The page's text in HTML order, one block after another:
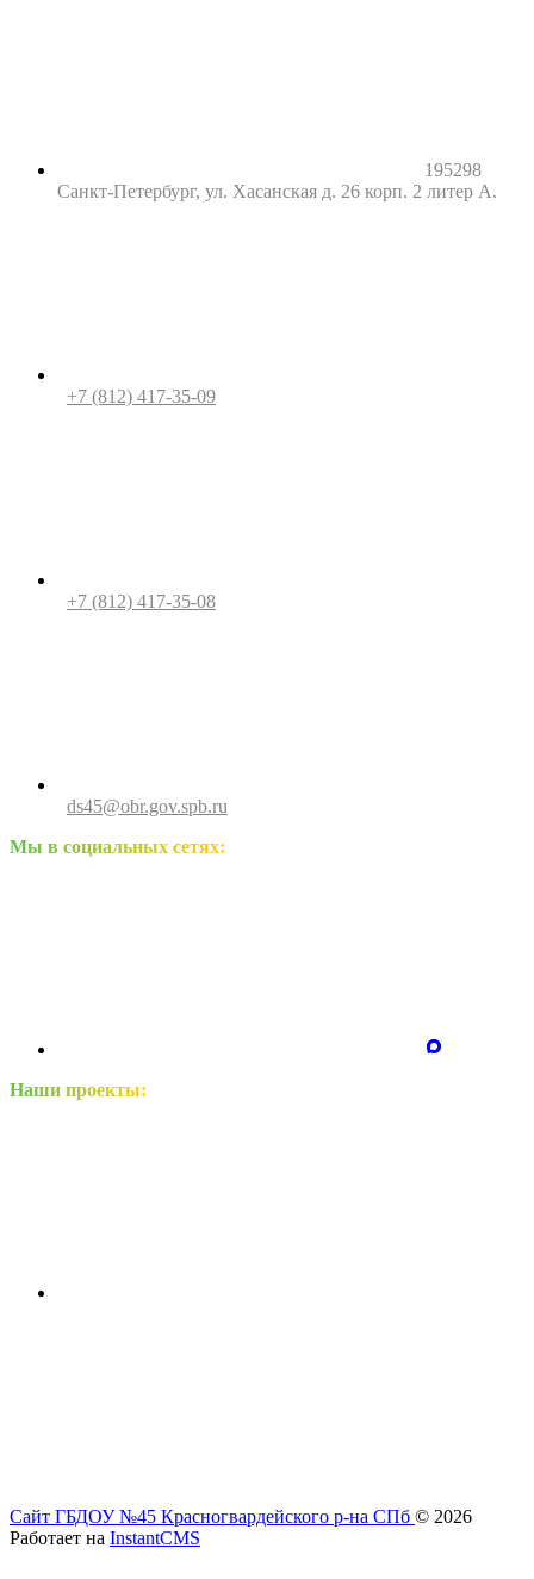
195298
Санкт-Петербург, ул. Хасанская д. 26 корп. 2 литер А.
+7 (812) 417-35-09
+7 (812) 417-35-08
ds45@obr.gov.spb.ru
Мы в социальных сетях:
Наши проекты:
Сайт ГБДОУ №45 Красногвардейского р-на СПб © 2026
Работает на InstantCMS